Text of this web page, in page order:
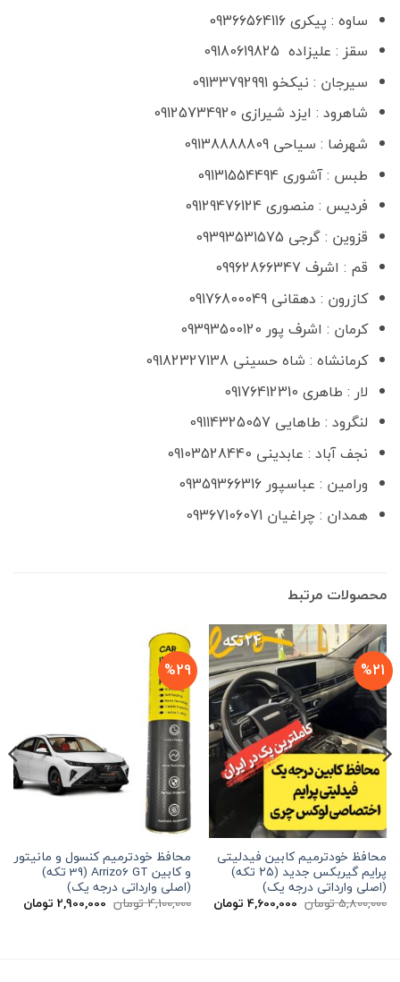
ساوه : پیکری 09366564116
سقز : علیزاده 09180619825
سیرجان : نیکخو 09133792991
شاهرود : ایزد شیرازی 09125734920
شهرضا : سیاحی 09138888809
طبس : آشوری 09131554494
فردیس : منصوری 09129476124
قزوین : گرجی 09393531575
قم : اشرف 09962866347
کازرون : دهقانی 09176800049
کرمان : اشرف پور 09393500120
کرمانشاه : شاه حسینی 09182327138
لار : طاهری 09176412310
لنگرود : طاهایی 09114325057
نجف آباد : عابدینی 09103528440
ورامین : عباسپور 09359366316
همدان : چراغیان 09367106071
محصولات مرتبط
%21
محافظ خودترمیم کابین فیدلیتی
پرایم گیربکس جدید (۲۵ تکه)
(اصلی وارداتی درجه یک)
5,800,000تومان قیمت
اصلی
4,600,000 تومانقیمت
فعلی
%29
محافظ خودترمیم کنسول و مانیتور
و کابین Arrizo6 GT (39 تکه)
(اصلی وارداتی درجه یک)
4,100,000تومان قیمت
اصلی
2,900,000 تومان
فعلی